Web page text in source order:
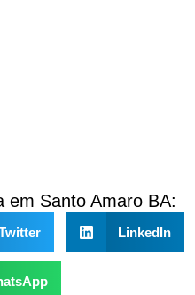
em Santo Amaro BA:
LinkedIn